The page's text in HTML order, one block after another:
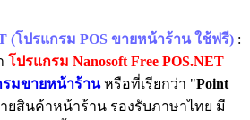
(โปรแกรม POS ขายหน้าร้าน ใช้ฟรี) :
โปรแกรม Nanosoft Free POS.NET
รมขายหน้าร้านหรือที่เรียกว่า "Point
ยสินค้าหน้าร้าน รองรับภาษาไทย มี